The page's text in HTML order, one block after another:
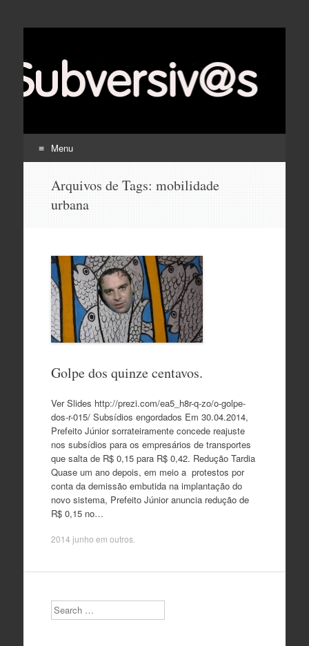
Menu
Arquivos de Tags: mobilidade
urbana
Golpe dos quinze centavos.
Ver Slides http://prezi.com/ea5_h8r-q-zo/o-golpe-
dos-r-015/ Subsídios engordados Em 30.04.2014,
Prefeito Júnior sorrateiramente concede reajuste
nos subsídios para os empresários de transportes
que salta de R$ 0,15 para R$ 0,42. Redução Tardia
Quase um ano depois, em meio a protestos por
conta da demissão embutida na implantação do
novo sistema, Prefeito Júnior anuncia redução de
R$ 0,15 no…
2014 junho em outros.
Search